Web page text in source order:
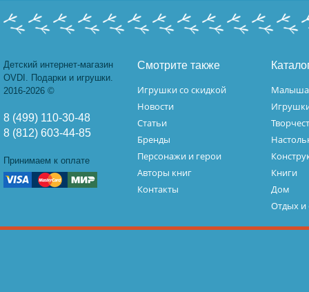
Детский интернет-магазин
OVDI. Подарки и игрушки.
2016-2026 ©
8 (499) 110-30-48
8 (812) 603-44-85
Принимаем к оплате
Смотрите также
Игрушки со скидкой
Новости
Статьи
Бренды
Персонажи и герои
Авторы книг
Контакты
Книги
Дом
Отдых и